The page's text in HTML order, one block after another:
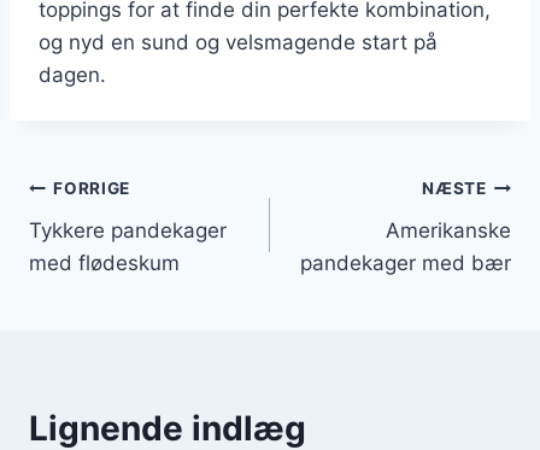
toppings for at finde din perfekte kombination,
og nyd en sund og velsmagende start på
dagen.
Indlægsnavigation
FORRIGE
Tykkere pandekager
med flødeskum
NÆSTE
Amerikanske
pandekager med bær
Lignende indlæg